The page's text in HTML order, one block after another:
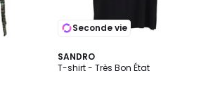
Seconde vie
SANDRO
T-shirt - Très Bon État